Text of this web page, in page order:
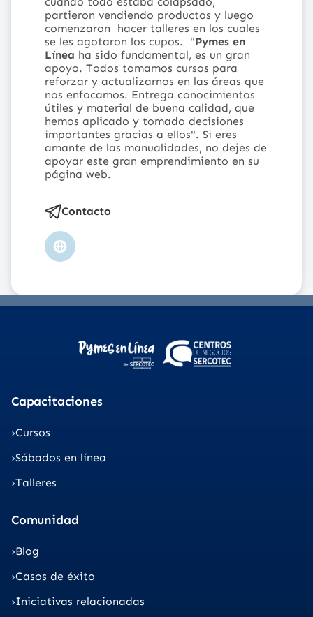
partieron vendiendo productos y luego
comenzaron hacer talleres en los cuales
se les agotaron los cupos.
"Pymes en
Línea ha sido fundamental, es un gran
apoyo. Todos tomamos cursos para
reforzar y actualizarnos en las áreas que
nos enfocamos. Entrega conocimientos
útiles y material de buena calidad, que
hemos aplicado y tomado decisiones
importantes gracias a ellos". Si eres
amante de las manualidades, no dejes de
apoyar este gran emprendimiento en su
página web.
Contacto
Sitio
Capacitaciones
Cursos
Sábados en línea
Talleres
Comunidad
Blog
Casos de éxito
Iniciativas relacionadas